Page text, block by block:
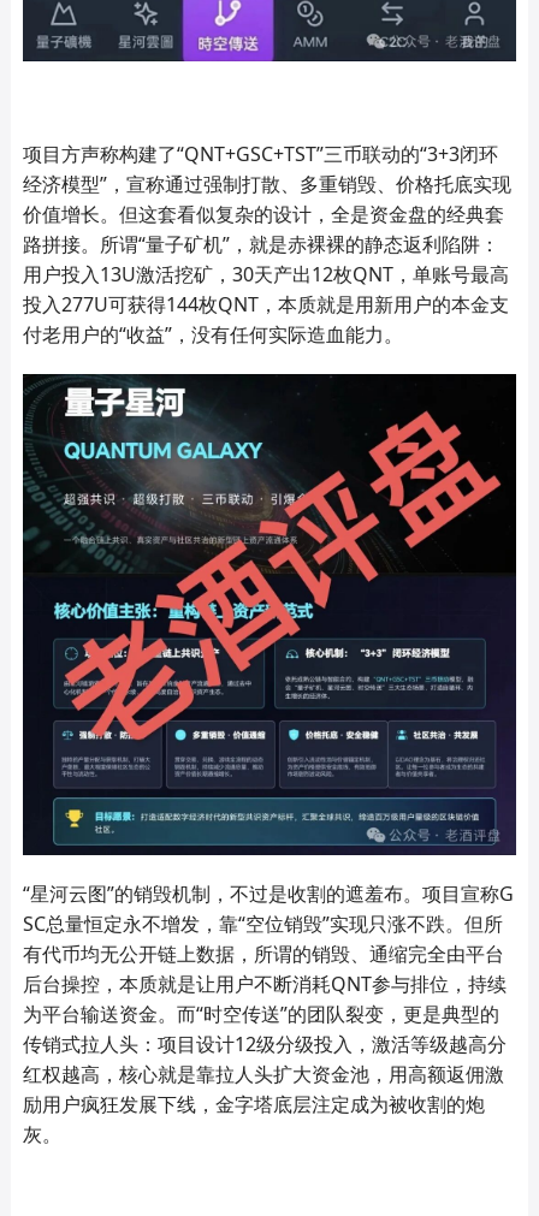
项目方声称构建了“QNT+GSC+TST”三币联动的“3+3闭环
经济模型”，宣称通过强制打散、多重销毁、价格托底实现
价值增长。但这套看似复杂的设计，全是资金盘的经典套
路拼接。所谓“量子矿机”，就是赤裸裸的静态返利陷阱：
用户投入13U激活挖矿，30天产出12枚QNT，单账号最高
投入277U可获得144枚QNT，本质就是用新用户的本金支
付老用户的“收益”，没有任何实际造血能力。
“星河云图”的销毁机制，不过是收割的遮羞布。项目宣称G
SC总量恒定永不增发，靠“空位销毁”实现只涨不跌。但所
有代币均无公开链上数据，所谓的销毁、通缩完全由平台
后台操控，本质就是让用户不断消耗QNT参与排位，持续
为平台输送资金。而“时空传送”的团队裂变，更是典型的
传销式拉人头：项目设计12级分级投入，激活等级越高分
红权越高，核心就是靠拉人头扩大资金池，用高额返佣激
励用户疯狂发展下线，金字塔底层注定成为被收割的炮
灰。